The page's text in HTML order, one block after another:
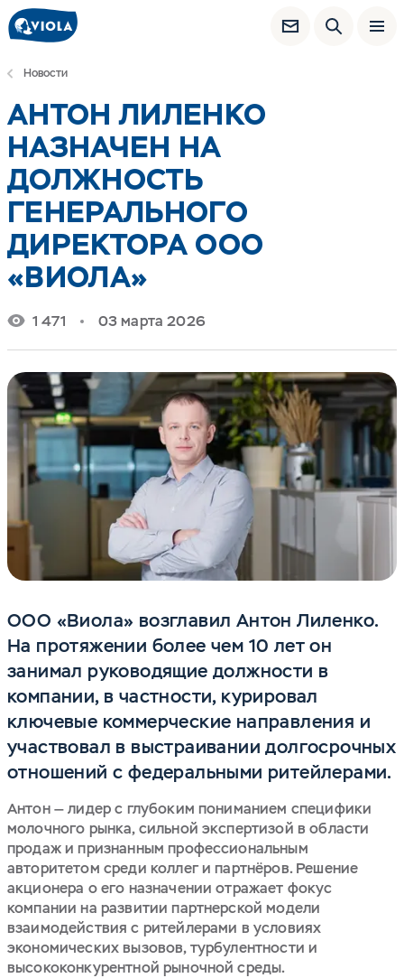
Новости
АНТОН ЛИЛЕНКО
НАЗНАЧЕН НА
ДОЛЖНОСТЬ
ГЕНЕРАЛЬНОГО
ДИРЕКТОРА ООО
«ВИОЛА»
1 471 03 марта 2026
ООО «Виола» возглавил Антон Лиленко.
На протяжении более чем 10 лет он
занимал руководящие должности в
компании, в частности, курировал
ключевые коммерческие направления и
участвовал в выстраивании долгосрочных
отношений с федеральными ритейлерами.
Антон — лидер с глубоким пониманием специфики
молочного рынка, сильной экспертизой в области
продаж и признанным профессиональным
авторитетом среди коллег и партнёров. Решение
акционера о его назначении отражает фокус
компании на развитии партнерской модели
взаимодействия с ритейлерами в условиях
экономических вызовов, турбулентности и
высококонкурентной рыночной среды.